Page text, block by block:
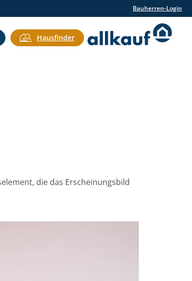
Bauherren-Login
Hausfinder
die das Erscheinungsbild